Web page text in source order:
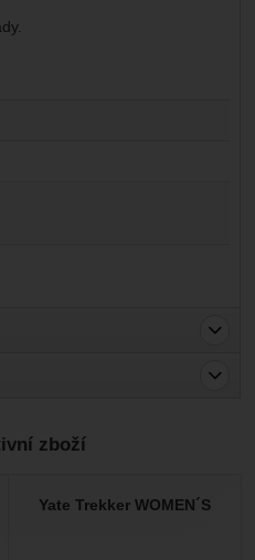
žádná recenze.
zboží
Yate Trekker WOMEN´S